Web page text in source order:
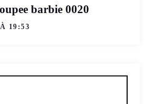
barbie 0020
19:53